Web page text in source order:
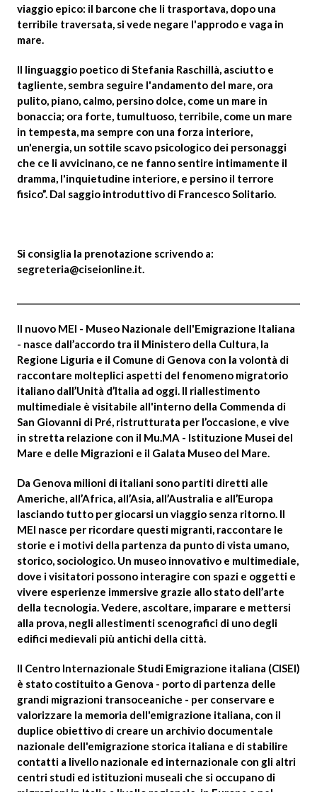
viaggio epico: il barcone che li trasportava, dopo una
terribile traversata, si vede negare l'approdo e vaga in
mare.
Il linguaggio poetico di Stefania Raschillà, asciutto e
tagliente, sembra seguire l'andamento del mare, ora
pulito, piano, calmo, persino dolce, come un mare in
bonaccia; ora forte, tumultuoso, terribile, come un mare
in tempesta, ma sempre con una forza interiore,
un'energia, un sottile scavo psicologico dei personaggi
che ce li avvicinano, ce ne fanno sentire intimamente il
dramma, l'inquietudine interiore, e persino il terrore
fisico”. Dal saggio introduttivo di Francesco Solitario.
Si consiglia la prenotazione scrivendo a:
segreteria@ciseionline.it.
Il nuovo MEI - Museo Nazionale dell'Emigrazione Italiana
- nasce dall’accordo tra il Ministero della Cultura, la
Regione Liguria e il Comune di Genova con la volontà di
raccontare molteplici aspetti del fenomeno migratorio
italiano dall’Unità d’Italia ad oggi. Il riallestimento
multimediale è visitabile all'interno della Commenda di
San Giovanni di Pré, ristrutturata per l’occasione, e vive
in stretta relazione con il Mu.MA - Istituzione Musei del
Mare e delle Migrazioni e il Galata Museo del Mare.
Da Genova milioni di italiani sono partiti diretti alle
Americhe, all’Africa, all’Asia, all’Australia e all’Europa
lasciando tutto per giocarsi un viaggio senza ritorno. Il
MEI nasce per ricordare questi migranti, raccontare le
storie e i motivi della partenza da punto di vista umano,
storico, sociologico. Un museo innovativo e multimediale,
dove i visitatori possono interagire con spazi e oggetti e
vivere esperienze immersive grazie allo stato dell’arte
della tecnologia. Vedere, ascoltare, imparare e mettersi
alla prova, negli allestimenti scenografici di uno degli
edifici medievali più antichi della città.
Il Centro Internazionale Studi Emigrazione italiana (CISEI)
è stato costituito a Genova - porto di partenza delle
grandi migrazioni transoceaniche - per conservare e
valorizzare la memoria dell'emigrazione italiana, con il
duplice obiettivo di creare un archivio documentale
nazionale dell'emigrazione storica italiana e di stabilire
contatti a livello nazionale ed internazionale con gli altri
centri studi ed istituzioni museali che si occupano di